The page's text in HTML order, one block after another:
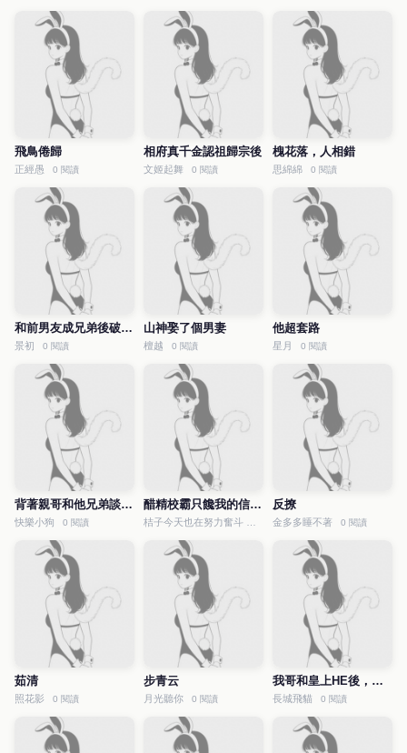
飛鳥倦歸
正經愚 0 閱讀
相府真千金認祖歸宗後
文姬起舞 0 閱讀
槐花落，人相錯
思綿綿 0 閱讀
和前男友成兄弟後破鏡重圓了
景初 0 閱讀
山神娶了個男妻
檀越 0 閱讀
他超套路
星月 0 閱讀
背著親哥和他兄弟談戀愛了
快樂小狗 0 閱讀
醋精校霸只饞我的信息素
0 閱讀
反撩
金多多睡不著 0 閱讀
茹清
照花影 0 閱讀
步青云
月光聽你 0 閱讀
我哥和皇上HE後，公主對我表白
長城飛貓 0 閱讀